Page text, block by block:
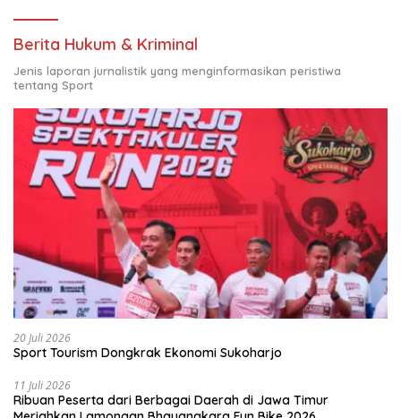
Berita Hukum & Kriminal
Jenis laporan jurnalistik yang menginformasikan peristiwa
tentang Sport
20 Juli 2026
Sport Tourism Dongkrak Ekonomi Sukoharjo
11 Juli 2026
Ribuan Peserta dari Berbagai Daerah di Jawa Timur